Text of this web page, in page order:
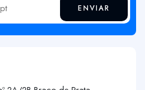
ENVIAR